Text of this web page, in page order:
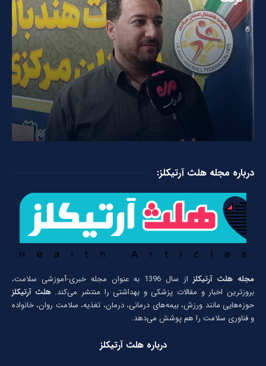
درباره مجله هلث آرتیکلز:
مجله هلث آرتیکلز
از سال 1396 به عنوان مجله خبری-آموزشی سلامت،
بروزترین اخبار و مقالات پزشکی و بهداشتی را منتشر می‌کند.هلث آرتیکلز
حوزه‌هایی مانند ورزش، بیمه‌های درمانی، درمان، تغذیه، سلامت روان، خانواده
و فناوری سلامت را هم پوشش می‌دهد.
درباره هلث آرتیکلز